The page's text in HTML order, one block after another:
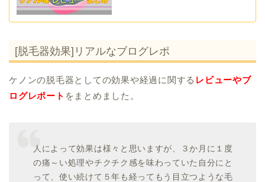
[脱毛器効果]リアルなブログレポ
ケノンの脱毛器としての効果や経過に関する レビューやブ
ログレポート をまとめました。
人によって効果は様々と思いますが、３か月に１度
の痛～い処理やチクチク感を味わっていた自分にと
って、使い続けて５年も経ってもう目立つような毛